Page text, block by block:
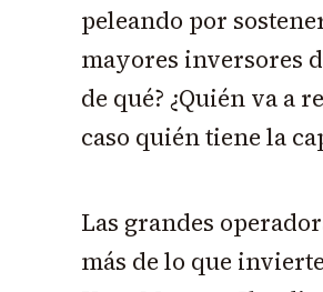
peleando por
mayores inversores
de qué? ¿Quién va a
caso quién tiene la
Las grandes
más de lo que